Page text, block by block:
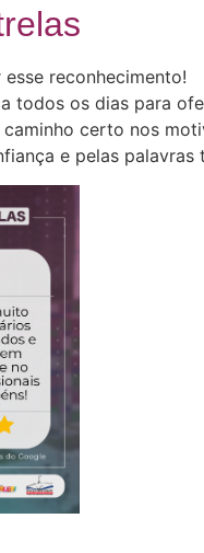
reconhecimento!
todos os dias para
certo nos
e pelas palavras